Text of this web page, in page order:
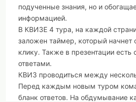
подученные знания, но и
информацией.
В КВИЗЕ 4 тура, на каждой
заложен таймер, который начнет
клику. Также в презентации есть
ответами.
КВИЗ проводиться между
Перед каждым новым туром
бланк ответов. На обдумывание